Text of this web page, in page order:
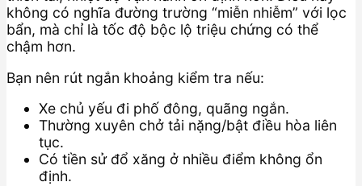
không có nghĩa đường trường “miễn nhiễm” với lọc
bẩn, mà chỉ là tốc độ bộc lộ triệu chứng có thể
chậm hơn.
Bạn nên rút ngắn khoảng kiểm tra nếu:
Xe chủ yếu đi phố đông, quãng ngắn.
Thường xuyên chở tải nặng/bật điều hòa liên
tục.
Có tiền sử đổ xăng ở nhiều điểm không ổn
định.